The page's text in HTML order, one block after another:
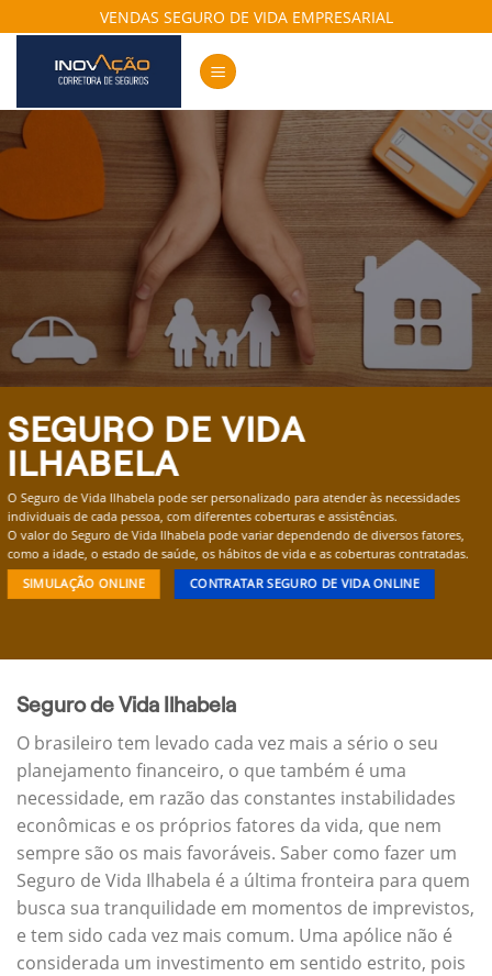
to
content
VENDAS SEGURO DE VIDA EMPRESARIAL
SEGURO DE VIDA
ILHABELA
O Seguro de Vida Ilhabela pode ser personalizado para atender às necessidades
individuais de cada pessoa, com diferentes coberturas e assistências.
O valor do Seguro de Vida Ilhabela pode variar dependendo de diversos fatores,
como a idade, o estado de saúde, os hábitos de vida e as coberturas contratadas.
SIMULAÇÃO ONLINE CONTRATAR SEGURO DE VIDA ONLINE
Seguro de Vida Ilhabela
O brasileiro tem levado cada vez mais a sério o seu
planejamento financeiro, o que também é uma
necessidade, em razão das constantes instabilidades
econômicas e os próprios fatores da vida, que nem
sempre são os mais favoráveis. Saber como fazer um
Seguro de Vida Ilhabela é a última fronteira para quem
busca sua tranquilidade em momentos de imprevistos,
e tem sido cada vez mais comum. Uma apólice não é
considerada um investimento em sentido estrito, pois